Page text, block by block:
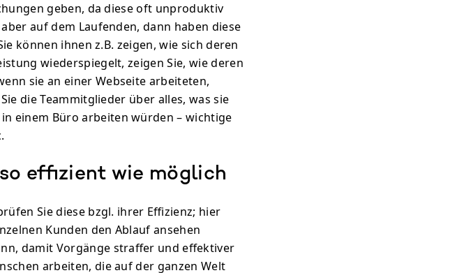
geben, da diese oft unproduktiv
auf dem Laufenden, dann haben diese
können ihnen z.B. zeigen, wie sich deren
wiederspiegelt, zeigen Sie, wie deren
sie an einer Webseite arbeiteten,
die Teammitglieder über alles, was sie
einem Büro arbeiten würden – wichtige
effizient wie möglich
Sie diese bzgl. ihrer Effizienz; hier
Kunden den Ablauf ansehen
damit Vorgänge straffer und effektiver
arbeiten, die auf der ganzen Welt